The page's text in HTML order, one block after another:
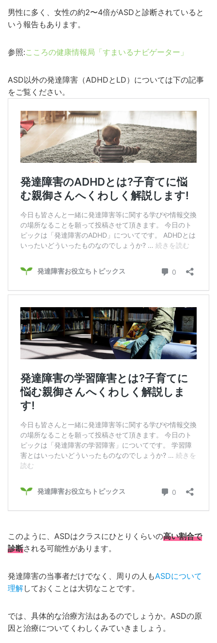
男性に多く、女性の約2〜4倍がASDと診断されていると
いう報告もあります。
参照:こころの健康情報局「すまいるナビゲーター」
ASD以外の発達障害（ADHDとLD）については下の記事
をご覧ください。
このように、ASDはクラスにひとりくらいの高い割合で
診断される可能性があります。
発達障害の当事者だけでなく、周りの人もASDについて
理解しておくことは大切なことです。
では、具体的な治療方法はあるのでしょうか。ASDの原
因と治療についてくわしくみていきましょう。